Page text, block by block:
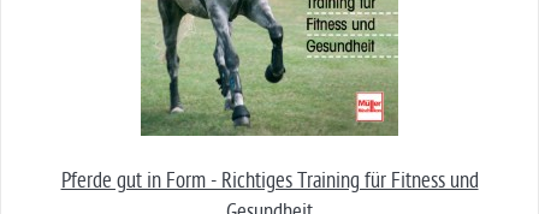
Pferde gut in Form - Richtiges Training für Fitness und